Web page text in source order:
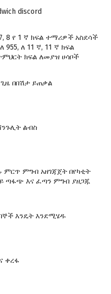
discord
7, 8 የ 1 ኛ ክፍል ተማሪዎች አስደሳች
955, ለ 11 ኛ, 11 ኛ ክፍል
ክፍል ለመያዝ ሀሳቦች
በበሽታ ይጠቃል
ልብስ
ምግብ አዘገጃጀት በየካቲት
ጣፋጭ እና ፈጣን ምግብ ያዘጋጁ
እንዴት እንደሚሄዱ
ቀረፋ